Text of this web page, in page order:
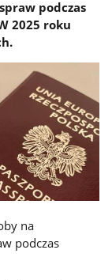
podczas
2025 roku
na
podczas